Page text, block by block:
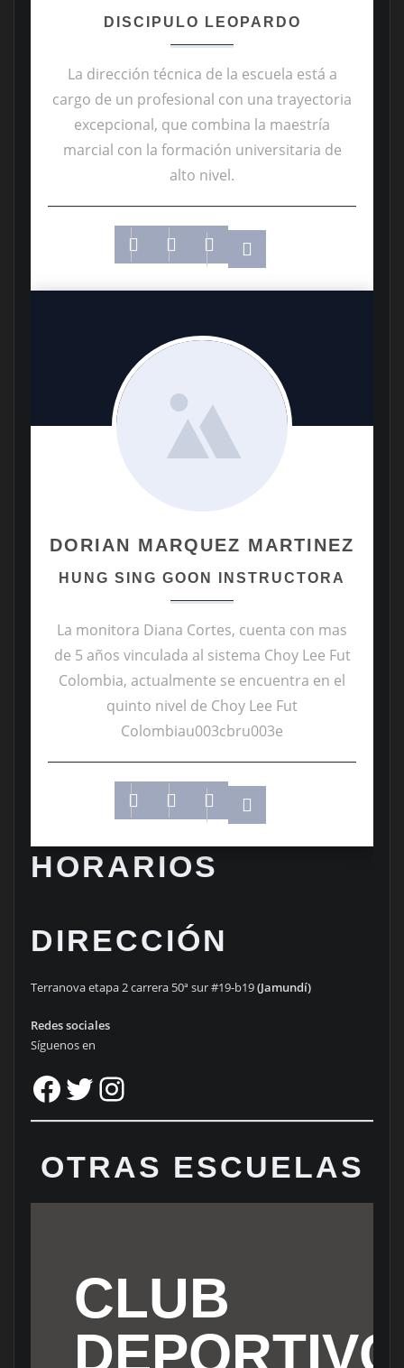
DISCIPULO LEOPARDO
La dirección técnica de la escuela está a
cargo de un profesional con una trayectoria
excepcional, que combina la maestría
marcial con la formación universitaria de
alto nivel.
DORIAN MARQUEZ MARTINEZ
HUNG SING GOON INSTRUCTORA
La monitora Diana Cortes, cuenta con mas
de 5 años vinculada al sistema Choy Lee Fut
Colombia, actualmente se encuentra en el
quinto nivel de Choy Lee Fut
Colombiau003cbru003e
HORARIOS
DIRECCIÓN
Terranova etapa 2 carrera 50ª sur #19-b19(Jamundí)
Redes sociales
Síguenos en
Facebook
Twitter
Instagram
OTRAS ESCUELAS
CLUB
DEPORTIVO